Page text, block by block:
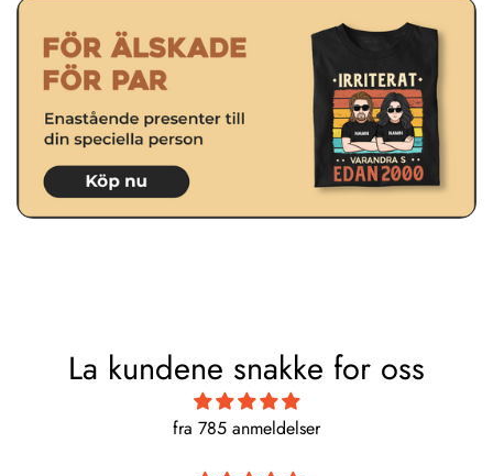
La kundene snakke for oss
fra 785 anmeldelser